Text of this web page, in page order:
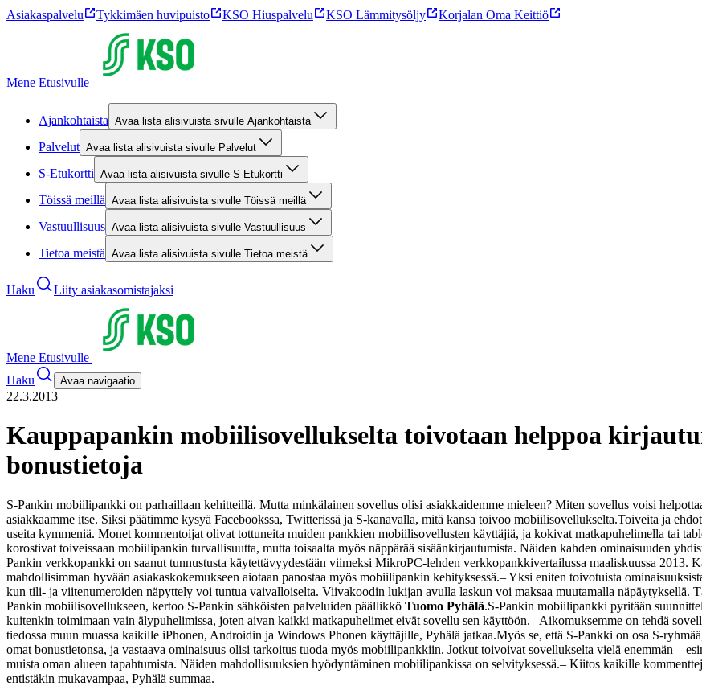
Asiakaspalvelu Tykkimäen huvipuisto KSO Hiuspalvelu KSO Lämmitysöljy Korjalan Oma Keittiö
Mene Etusivulle
Ajankohtaista Avaa lista alisivuista sivulle Ajankohtaista
Palvelut Avaa lista alisivuista sivulle Palvelut
S-Etukortti Avaa lista alisivuista sivulle S-Etukortti
Töissä meillä Avaa lista alisivuista sivulle Töissä meillä
Vastuullisuus Avaa lista alisivuista sivulle Vastuullisuus
Tietoa meistä Avaa lista alisivuista sivulle Tietoa meistä
Haku Liity asiakasomistajaksi
Mene Etusivulle
Haku
Avaa navigaatio
22.3.2013
Kauppapankin mobiilisovellukselta toivotaan helppoa
bonustietoja
S-Pankin mobiilipankki on parhaillaan kehitteillä. Mutta minkälainen sovellus olisi asiakkaidemme mieleen? Miten sovellus voisi
asiakkaamme itse. Siksi päätimme kysyä Facebookssa, Twitterissä ja S-kanavalla, mitä kansa toivoo mobiilisovellukselta.Toiveita ja
useita kymmeniä. Monet kommentoijat olivat tottuneita muiden pankkien mobiilisovellusten käyttäjiä, ja kokivat matkapuhelimella tai
korostivat toiveissaan mobiilipankin turvallisuutta, mutta toisaalta myös näppärää sisäänkirjautumista. Näiden kahden ominaisuuden
Pankin verkkopankki on saanut tunnustusta käytettävyydestään viimeksi MikroPC-lehden verkkopankkivertailussa maaliskuussa 2013.
mahdollisimman hyvään asiakaskokemukseen aiotaan panostaa myös mobiilipankin kehityksessä.– Yksi eniten toivotuista
kun tili- ja viitenumeroiden näpyttely voi tuntua vaivalloiselta. Viivakoodin lukijan avulla laskun voi maksaa muutamalla näpäytyksellä.
Pankin mobiilisovellukseen, kertoo S-Pankin sähköisten palveluiden päällikkö Tuomo Pyhälä.S-Pankin mobiilipankki pyritään
kuitenkin toimimaan vain älypuhelimissa, joten aivan kaikki matkapuhelimet eivät sovellu sen käyttöön.– Aikomuksemme on tehdä
tiedossa muun muassa kaikille iPhonen, Androidin ja Windows Phonen käyttäjille, Pyhälä jatkaa.Myös se, että S-Pankki on osa S-
omat bonustietonsa, ja vastaava ominaisuus olisi tarkoitus tuoda myös mobiilipankkiin. Jotkut toivoivat sovellukselta vielä enemmän –
muista oman alueen tapahtumista. Näiden mahdollisuuksien hyödyntäminen mobiilipankissa on selvityksessä.– Kiitos kaikille
entistäkin mukavampaa, Pyhälä summaa.